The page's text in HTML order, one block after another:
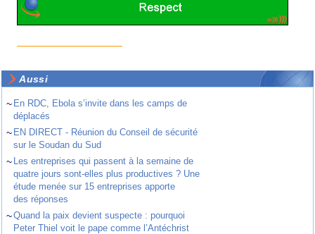
Aussi
~ En RDC, Ebola s’invite dans les camps de
déplacés
~ EN DIRECT - Réunion du Conseil de sécurité
sur le Soudan du Sud
~ Les entreprises qui passent à la semaine de
quatre jours sont-elles plus productives ? Une
étude menée sur 15 entreprises apporte
des réponses
~Quand la paix devient suspecte : pourquoi
Peter Thiel voit le pape comme l’Antéchrist